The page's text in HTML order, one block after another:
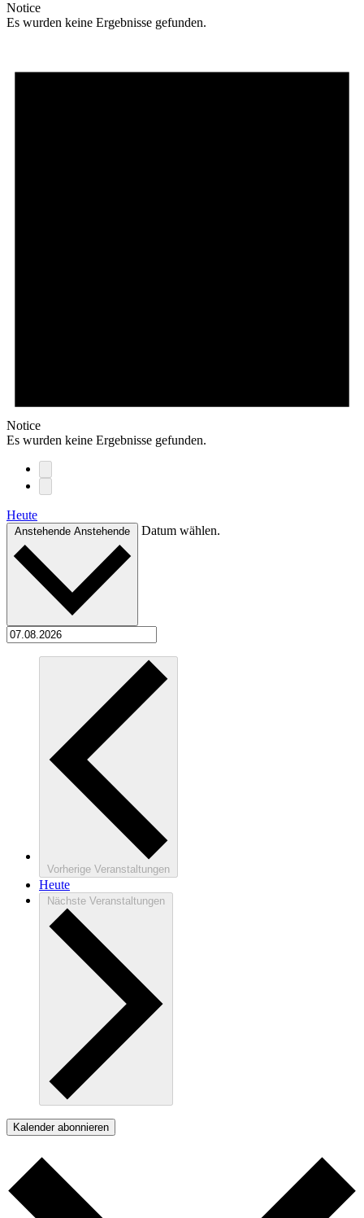
Notice
Es wurden keine Ergebnisse gefunden.
Notice
Es wurden keine Ergebnisse gefunden.
Heute
Anstehende Anstehende Datum wählen.
Vorherige Veranstaltungen
Heute
Nächste Veranstaltungen
Kalender abonnieren